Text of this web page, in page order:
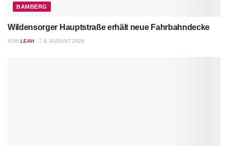
BAMBERG
Wildensorger Hauptstraße erhält neue Fahrbahndecke
VON LEAH 6. AUGUST 2026